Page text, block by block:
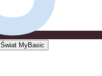
Świat MyBasic